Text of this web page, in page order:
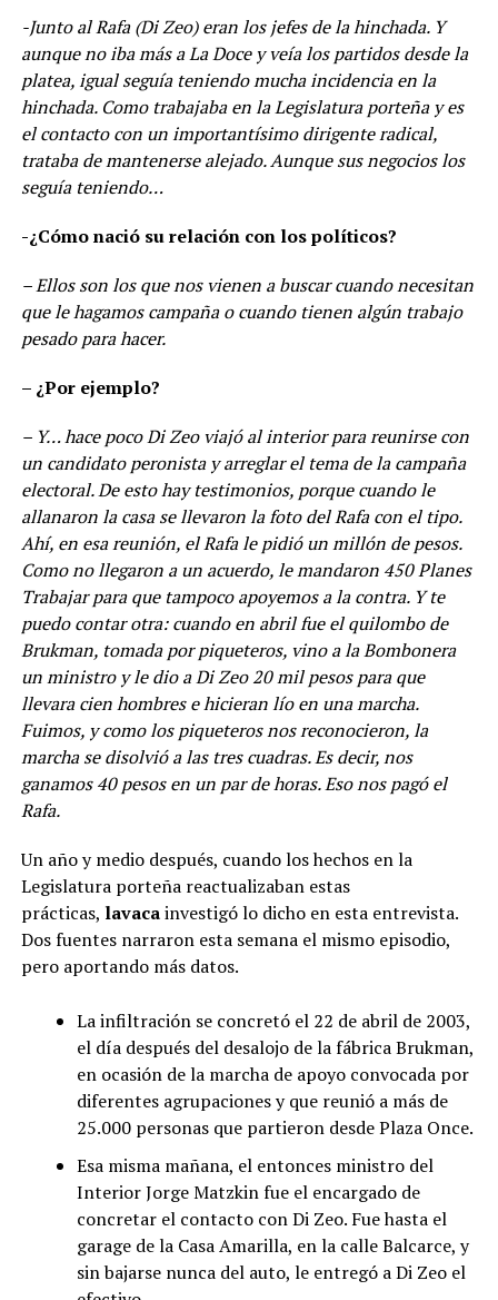
-Junto al Rafa (Di Zeo) eran los jefes de la hinchada. Y
aunque no iba más a La Doce y veía los partidos desde la
platea, igual seguía teniendo mucha incidencia en la
hinchada. Como trabajaba en la Legislatura porteña y es
el contacto con un importantísimo dirigente radical,
trataba de mantenerse alejado. Aunque sus negocios los
seguía teniendo…
-¿Cómo nació su relación con los políticos?
– Ellos son los que nos vienen a buscar cuando necesitan
que le hagamos campaña o cuando tienen algún trabajo
pesado para hacer.
– ¿Por ejemplo?
– Y… hace poco Di Zeo viajó al interior para reunirse con
un candidato peronista y arreglar el tema de la campaña
electoral. De esto hay testimonios, porque cuando le
allanaron la casa se llevaron la foto del Rafa con el tipo.
Ahí, en esa reunión, el Rafa le pidió un millón de pesos.
Como no llegaron a un acuerdo, le mandaron 450 Planes
Trabajar para que tampoco apoyemos a la contra. Y te
puedo contar otra: cuando en abril fue el quilombo de
Brukman, tomada por piqueteros, vino a la Bombonera
un ministro y le dio a Di Zeo 20 mil pesos para que
llevara cien hombres e hicieran lío en una marcha.
Fuimos, y como los piqueteros nos reconocieron, la
marcha se disolvió a las tres cuadras. Es decir, nos
ganamos 40 pesos en un par de horas. Eso nos pagó el
Rafa.
Un año y medio después, cuando los hechos en la
Legislatura porteña reactualizaban estas
prácticas, lavacainvestigó lo dicho en esta entrevista.
Dos fuentes narraron esta semana el mismo episodio,
pero aportando más datos.
La infiltración se concretó el 22 de abril de 2003,
el día después del desalojo de la fábrica Brukman,
en ocasión de la marcha de apoyo convocada por
diferentes agrupaciones y que reunió a más de
25.000 personas que partieron desde Plaza Once.
Esa misma mañana, el entonces ministro del
Interior Jorge Matzkin fue el encargado de
concretar el contacto con Di Zeo. Fue hasta el
garage de la Casa Amarilla, en la calle Balcarce, y
sin bajarse nunca del auto, le entregó a Di Zeo el